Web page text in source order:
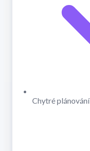
Chytré plánování